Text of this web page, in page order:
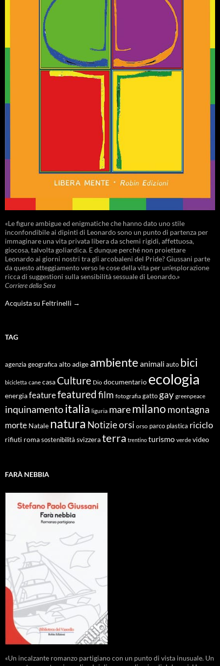
«Le figure ambigue ed enigmatiche che hanno dato uno stile
inconfondibile ai dipinti di Leonardo sono un punto di partenza per
immaginare una vita privata libera da schemi rigidi, affettuosa,
giocosa, talvolta goliardica. E dunque perché non proiettare
Leonardo ai giorni nostri tra gli arcobaleni del Pride? Giussani parte
da questo atteggiamento verso le cose della vita per un’esplorazione
ricca di suggestioni sulla sensibilità sessuale di Leonardo.»
Corriere della Sera
Acquista su Feltrinelli →
TAG
agenzia geografica alto adige ambiente animali auto bici
bicicletta cane casa Culture Dio documentario ecologia
energiafeaturefeaturedfilm fotografia gatto gay greenpeace
inquinamentoitalia liguria maremilano montagna
morte Natale natura Notizieorsi orso parco plastica riciclo
rifiuti roma sostenibilità svizzeraterra trentino turismo verde video
FARÀ NEBBIA
«Un incalzante romanzo partigiano con un punto di vista inusuale. Un